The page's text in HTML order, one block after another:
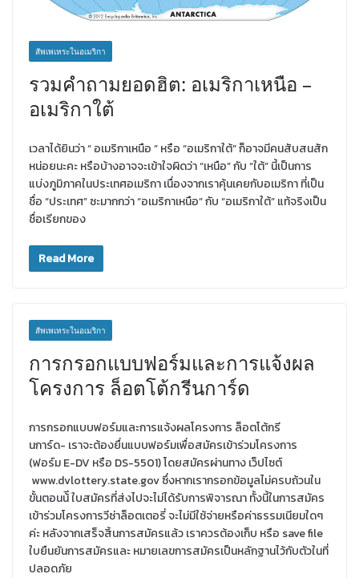
สัพเพเหระในอเมริกา
รวมคำถามยอดฮิต: อเมริกาเหนือ –
อเมริกาใต้
เวลาได้ยินว่า “ อเมริกาเหนือ ” หรือ “อเมริกาใต้” ก็อาจมีคนสับสนสัก
หน่อยนะคะ หรือบ้างอาจจะเข้าใจผิดว่า “เหนือ” กับ “ใต้” นี้เป็นการ
แบ่งภูมิภาคในประเทศอเมริกา เนื่องจากเราคุ้นเคยกับอเมริกา ที่เป็น
ชื่อ “ประเทศ” ซะมากกว่า “อเมริกาเหนือ” กับ “อเมริกาใต้” แท้จริงเป็น
ชื่อเรียกของ
Read More
สัพเพเหระในอเมริกา
การกรอกแบบฟอร์มและการแจ้งผล
โครงการ ล็อตโต้กรีนการ์ด
การกรอกแบบฟอร์มและการแจ้งผลโครงการ ล็อตโต้กรี
นการ์ด- เราจะต้องยื่นแบบฟอร์มเพื่อสมัครเข้าร่วมโครงการ
(ฟอร์ม E-DV หรือ DS-5501) โดยสมัครผ่านทาง เว็ปไซต์
www.dvlottery.state.gov ซึ่งหากเรากรอกข้อมูลไม่ครบถ้วนใน
ขั้นตอนน้ี ใบสมัครที่ส่งไปจะไม่ได้รับการพิจารณา ทั้งนี้ในการสมัคร
เข้าร่วมโครงการวีซ่าล็อตเตอรี่ จะไม่มีใช้จ่ายหรือค่าธรรมเนียมใดๆ
ค่ะ หลังจากเสร็จสิ้นการสมัครแล้ว เราควรต้องเก็บ หรือ save file
ใบยืนยันการสมัครและ หมายเลขการสมัครเป็นหลักฐานไว้กับตัวในที่
ปลอดภัย